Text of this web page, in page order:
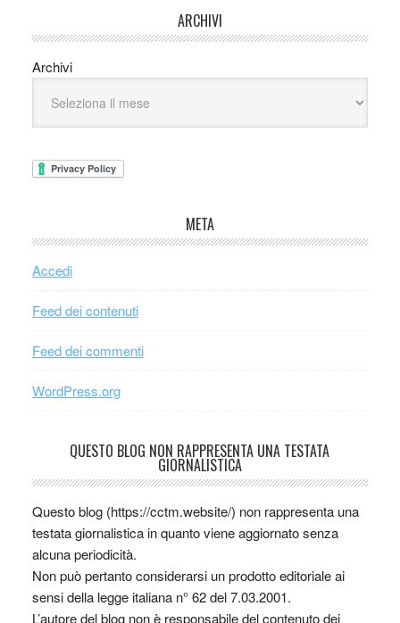
ARCHIVI
Archivi
META
Accedi
Feed dei contenuti
Feed dei commenti
WordPress.org
QUESTO BLOG NON RAPPRESENTA UNA TESTATA
GIORNALISTICA
Questo blog (https://cctm.website/) non rappresenta una
testata giornalistica in quanto viene aggiornato senza
alcuna periodicità.
Non può pertanto considerarsi un prodotto editoriale ai
sensi della legge italiana n° 62 del 7.03.2001.
L’autore del blog non è responsabile del contenuto dei